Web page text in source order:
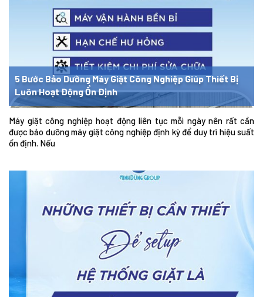
5 Bước Bảo Dưỡng Máy Giặt Công Nghiệp Giúp Thiết Bị
Luôn Hoạt Động Ổn Định
Máy giặt công nghiệp hoạt động liên tục mỗi ngày nên rất cần
được bảo dưỡng máy giặt công nghiệp định kỳ để duy trì hiệu suất
ổn định. Nếu